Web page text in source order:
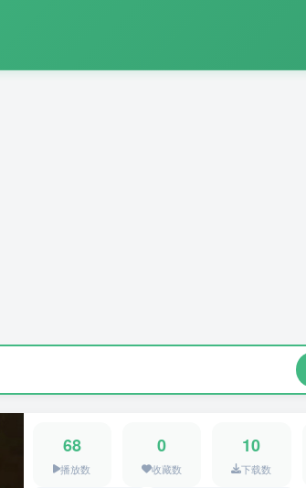
68
播放数
0
收藏数
10
下载数